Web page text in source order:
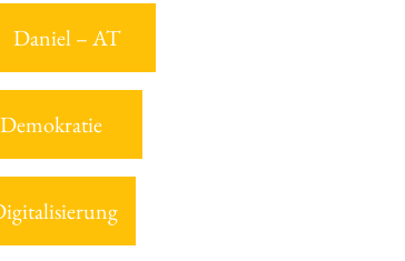
Daniel – AT
Demokratie